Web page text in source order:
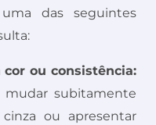
das seguintes
ou consistência:
subitamente
ou apresentar